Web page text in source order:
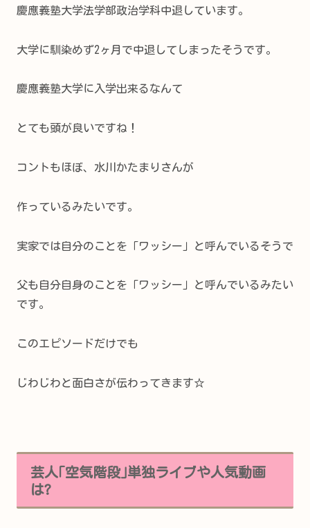
慶應義塾大学法学部政治学科中退しています。
大学に馴染めず2ヶ月で中退してしまったそうです。
慶應義塾大学に入学出来るなんて
とても頭が良いですね！
コントもほぼ、水川かたまりさんが
作っているみたいです。
実家では自分のことを「ワッシー」と呼んでいるそうで
父も自分自身のことを「ワッシー」と呼んでいるみたい
です。
このエピソードだけでも
じわじわと面白さが伝わってきます☆
芸人｢空気階段｣単独ライブや人気動画
は?